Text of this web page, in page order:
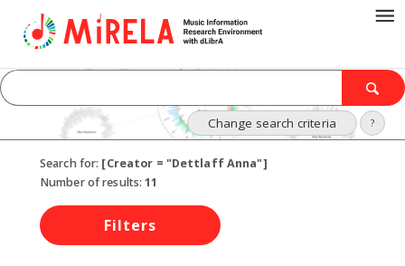
Change search criteria ?
Search for: [Creator = "Dettlaff Anna"]
Number of results:11
Filters